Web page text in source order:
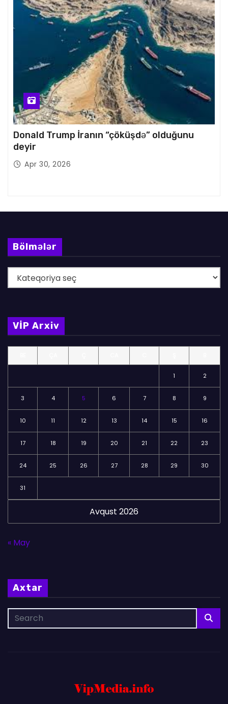
Donald Trump İranın “çöküşdə” olduğunu
deyir
Apr 30, 2026
Bölmələr
ö
m
l
VİP Arxiv
Avqust 2026
1 2
3 4 5 6 7 8 9
10 11 12 13 14 15 16
17 18 19 20 21 22 23
24 25 26 27 28 29 30
31
« May
Axtar